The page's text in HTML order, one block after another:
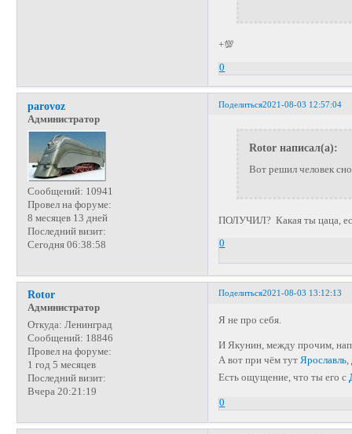
+💯
0
Поделиться2021-08-03 12:57:04
parovoz
Администратор
Сообщений: 10941
Провел на форуме:
8 месяцев 13 дней
Последний визит:
Сегодня 06:38:58
Rotor написал(а):
Вот решил человек
ПОЛУЧИЛ? Какая ты цаца,
0
Поделиться2021-08-03 13:12:13
Rotor
Администратор
Откуда: Ленинград
Сообщений: 18846
Провел на форуме:
1 год 5 месяцев
Последний визит:
Вчера 20:21:19
Я не про себя.
И Якунин, между прочим,
А вот при чём тутЯрославль,
Есть ощущение, что ты его с
0